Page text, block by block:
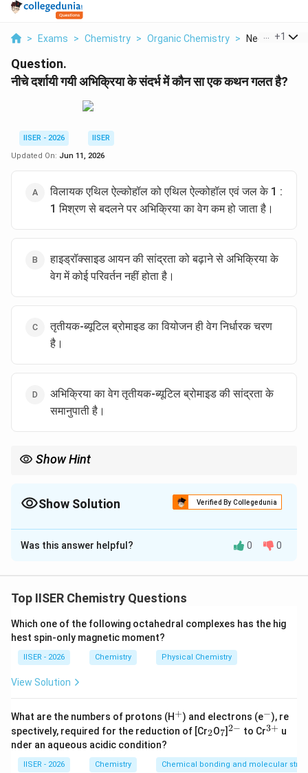
> Exams > Chemistry > Organic Chemistry > Neeche
+1
Question.
नीचे दर्शायी गयी अभिक्रिया के संदर्भ में कौन सा एक कथन गलत है?
IISER - 2026
IISER
Updated On: Jun 11, 2026
विलायक एथिल ऐल्कोहॉल को एथिल ऐल्कोहॉल एवं जल के 1 :
1 मिश्रण से बदलने पर अभिक्रिया का वेग कम हो जाता है।
हाइड्रॉक्साइड आयन की सांद्रता को बढ़ाने से अभिक्रिया के
वेग में कोई परिवर्तन नहीं होता है।
तृतीयक-ब्यूटिल ब्रोमाइड का वियोजन ही वेग निर्धारक चरण
है।
अभिक्रिया का वेग तृतीयक-ब्यूटिल ब्रोमाइड की सांद्रता के
समानुपाती है।
Show Hint
Show Solution Verified By Collegedunia
The Correct Option isA
Solution and Explanation
यह प्रश्न तृतीयक-ब्यूटिल ब्रोमाइड की नाभिकस्नेही प्रतिस्थापन
हमें दिए गए कथनों में से गलत कथन की पहचान करनी है।
Step 2: Detailed Explanation:
नाभिकस्नेही प्रतिस्थापन (S_N1
SN 1) क्रियाविधि का अनुसरण करती है।
•S_N1
S 1अभिक्रिया का वेग केवल हैलाइड की सांद्रता पर निर्भर करता
है:
Was this answer helpful? 0 0
Top IISER Chemistry Questions
Which one of the following octahedral complexes has the hig
hest spin-only magnetic moment?
IISER - 2026 Chemistry Physical Chemistry
View Solution
What are the numbers of protons (H^
+) and electrons (e^
−), re
spectively, required for the reduction of [Cr_
2
2O_
7
7]^
2− to Cr^
3+ u
nder an aqueous acidic condition?
IISER - 2026 Chemistry Chemical bonding and molecular